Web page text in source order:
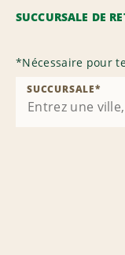
SUCCURSALE DE
*Nécessaire pour
SUCCURSALE*